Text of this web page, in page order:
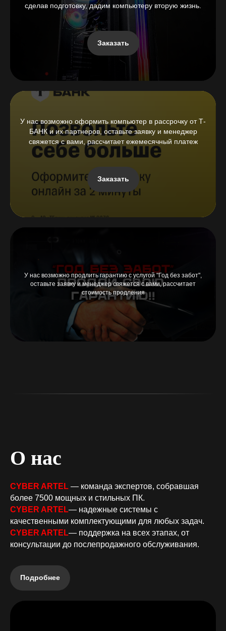
сделав подготовку, дадим компьютеру вторую жизнь.
Заказать
У нас возможно оформить компьютер в рассрочку от Т-
БАНК и их партнеров, оставьте заявку и менеджер
свяжется с вами, рассчитает ежемесячный платеж
Заказать
У нас возможно продлить гарантию с услугой "Год без забот",
оставьте заявку и менеджер свяжется с вами, рассчитает
стоимость продления
О нас
CYBER ARTEL — команда экспертов, собравшая
более 7500 мощных и стильных ПК.
CYBER ARTEL— надежные системы с
качественными комплектующими для любых задач.
CYBER ARTEL— поддержка на всех этапах, от
консультации до послепродажного обслуживания.
Подробнее